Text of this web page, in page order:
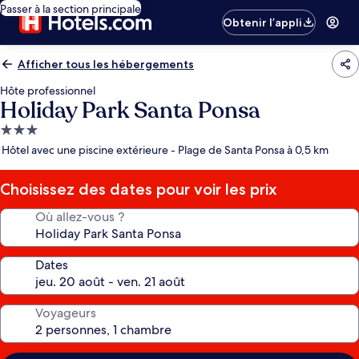
Passer à la section principale
Obtenir l’appli
Afficher tous les hébergements
Hôte professionnel
Holiday Park Santa Ponsa
Hébergement
3.0 étoiles
Hôtel avec une piscine extérieure - Plage de Santa Ponsa à 0,5 km
Choisissez des dates pour voir les prix
Où allez-vous ?
Dates
Voyageurs